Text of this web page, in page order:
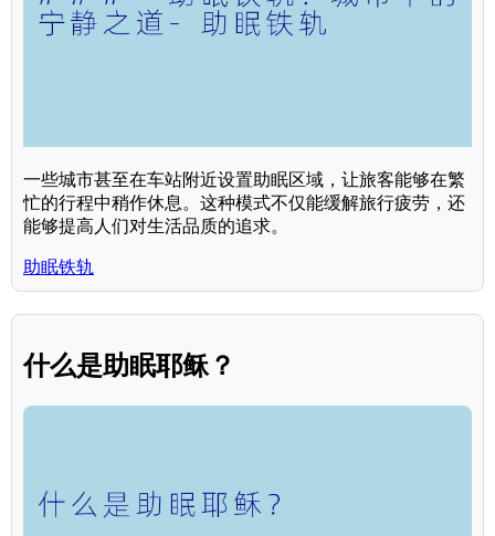
一些城市甚至在车站附近设置助眠区域，让旅客能够在繁
忙的行程中稍作休息。这种模式不仅能缓解旅行疲劳，还
能够提高人们对生活品质的追求。
助眠铁轨
什么是助眠耶稣？